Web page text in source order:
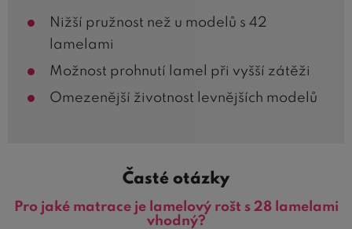
Nižší pružnost než u modelů s 42
lamelami
Možnost prohnutí lamel při vyšší zátěži
Omezenější životnost levnějších modelů
Časté otázky
Pro jaké matrace je lamelový rošt s 28 lamelami
vhodný?